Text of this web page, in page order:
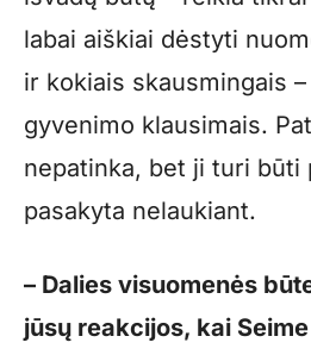
labai aiškiai dėstyti
ir kokiais skausmingais
gyvenimo klausimais.
nepatinka, bet ji turi būti
pasakyta nelaukiant.
– Dalies visuomenės
jūsų reakcijos, kai